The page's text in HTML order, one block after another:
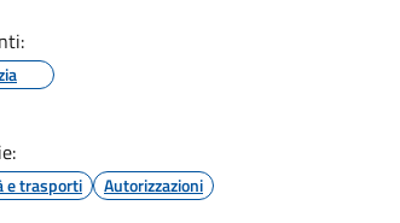
e trasporti Autorizzazioni